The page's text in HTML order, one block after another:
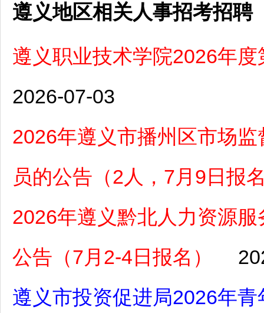
遵义地区相关人事招考招聘
遵义职业技术学院2026年
2026-07-03
2026年遵义市播州区市场
员的公告（2人，7月9日报
2026年遵义黔北人力资源
公告（7月2-4日报名）
遵义市投资促进局2026年